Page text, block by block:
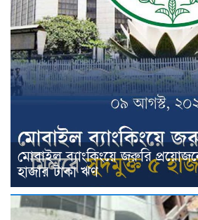
মোবাইল ব্যাংকিংয়ে জরুরি
হাজার টাকা ঋণ